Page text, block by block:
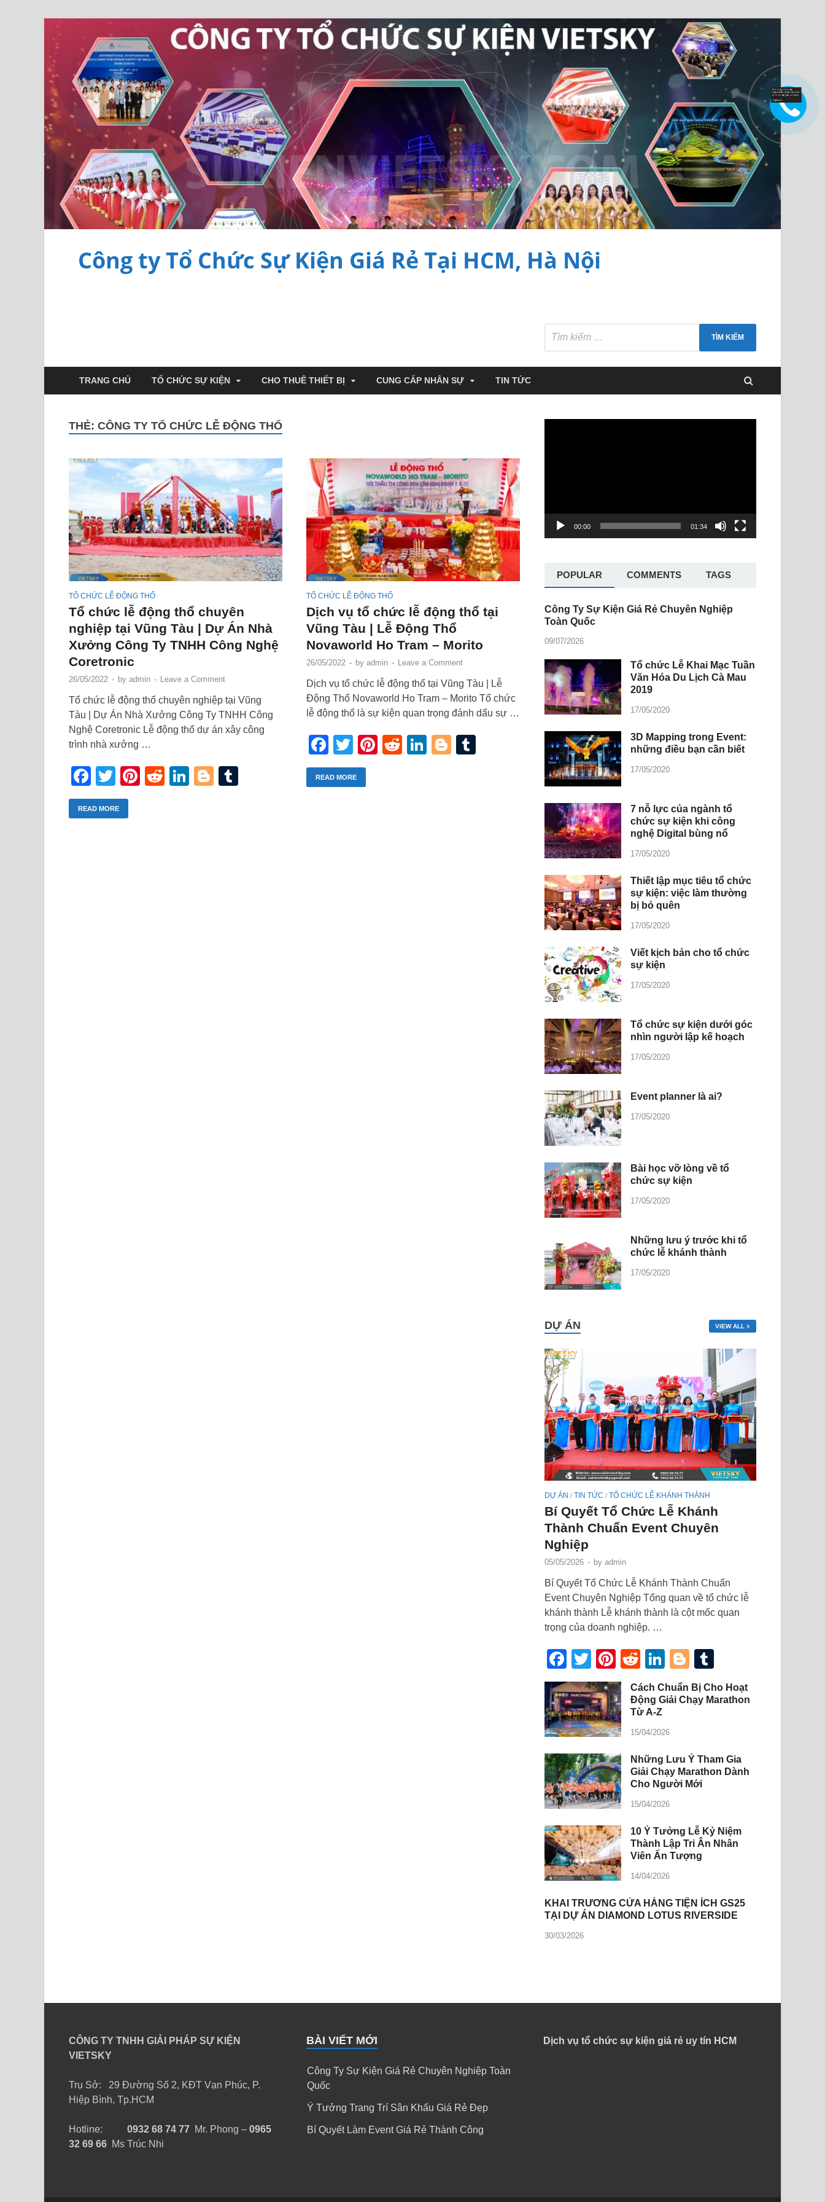
Công ty Tổ Chức Sự Kiện Giá Rẻ Tại HCM, Hà Nội
TRANG CHỦ TỔ CHỨC SỰ KIỆN CHO THUÊ THIẾT BỊ CUNG CẤP NHÂN SỰ TIN TỨC
THẺ: CÔNG TY TỔ CHỨC LỄ ĐỘNG THỔ
TỔ CHỨC LỄ ĐỘNG THỔ
Tổ chức lễ động thổ chuyên
nghiệp tại Vũng Tàu | Dự Án Nhà
Xưởng Công Ty TNHH Công Nghệ
Coretronic
26/05/2022 - by admin - Leave a Comment
Tổ chức lễ động thổ chuyên nghiệp tại Vũng
Tàu | Dự Án Nhà Xưởng Công Ty TNHH Công
Nghệ Coretronic Lễ động thổ dự án xây công
trình nhà xưởng …
Facebook
Twitter
Pinterest
RedditLinkedIn
Blogger
READ MORE
TỔ CHỨC LỄ ĐỘNG THỔ
Dịch vụ tổ chức lễ động thổ tại
Vũng Tàu | Lễ Động Thổ
Novaworld Ho Tram – Morito
26/05/2022 - by admin - Leave a Comment
Dịch vụ tổ chức lễ động thổ tại Vũng Tàu | Lễ
Động Thổ Novaworld Ho Tram – Morito Tổ chức
lễ động thổ là sự kiện quan trọng đánh dấu sự …
Facebook
Twitter
Pinterest
RedditLinkedIn
Blogger
READ MORE
00:00 01:34
POPULAR COMMENTS TAGS
Công Ty Sự Kiện Giá Rẻ Chuyên Nghiệp
Toàn Quốc
09/07/2026
Tổ chức Lễ Khai Mạc Tuần
Văn Hóa Du Lịch Cà Mau
2019
17/05/2020
3D Mapping trong Event:
những điều bạn cần biết
17/05/2020
7 nỗ lực của ngành tổ
chức sự kiện khi công
nghệ Digital bùng nổ
17/05/2020
Thiết lập mục tiêu tổ chức
sự kiện: việc làm thường
bị bỏ quên
17/05/2020
Viết kịch bản cho tổ chức
sự kiện
17/05/2020
Tổ chức sự kiện dưới góc
nhìn người lập kế hoạch
17/05/2020
Event planner là ai?
17/05/2020
Bài học vỡ lòng về tổ
chức sự kiện
17/05/2020
Những lưu ý trước khi tổ
chức lễ khánh thành
17/05/2020
DỰ ÁN VIEW ALL
DỰ ÁN / TIN TỨC / TỔ CHỨC LỄ KHÁNH THÀNH
Bí Quyết Tổ Chức Lễ Khánh
Thành Chuẩn Event Chuyên
Nghiệp
05/05/2026 - byadmin
Bí Quyết Tổ Chức Lễ Khánh Thành Chuẩn
Event Chuyên Nghiệp Tổng quan về tổ chức lễ
khánh thành Lễ khánh thành là cột mốc quan
trọng của doanh nghiệp. …
Facebook
Twitter
Pinterest
RedditLinkedIn
Blogger
Cách Chuẩn Bị Cho Hoạt
Động Giải Chạy Marathon
Từ A-Z
15/04/2026
Những Lưu Ý Tham Gia
Giải Chạy Marathon Dành
Cho Người Mới
15/04/2026
10 Ý Tưởng Lễ Kỷ Niệm
Thành Lập Tri Ân Nhân
Viên Ấn Tượng
14/04/2026
KHAI TRƯƠNG CỬA HÀNG TIỆN ÍCH GS25
TẠI DỰ ÁN DIAMOND LOTUS RIVERSIDE
30/03/2026
CÔNG TY TNHH GIẢI PHÁP SỰ KIỆN
VIETSKY
Trụ Sở: 29 Đường Số 2, KĐT Vạn Phúc, P.
Hiệp Bình, Tp.HCM
Hotline: 0932 68 74 77 Mr. Phong – 0965
32 69 66 Ms Trúc Nhi
BÀI VIẾT MỚI
Công Ty Sự Kiện Giá Rẻ Chuyên Nghiệp Toàn
Quốc
Ý Tưởng Trang Trí Sân Khấu Giá Rẻ Đẹp
Bí Quyết Làm Event Giá Rẻ Thành Công
Dịch vụ tổ chức sự kiện giá rẻ uy tín HCM